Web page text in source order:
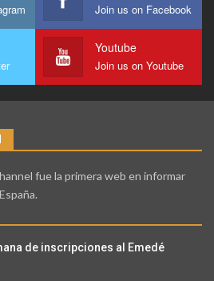
Join us on Facebook
Youtube
Join us on Youtube
fue la primera web en informar
de inscripciones al Emedé